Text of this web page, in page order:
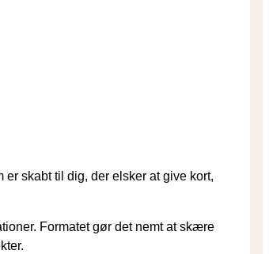
skabt til dig, der elsker at give kort,
Formatet gør det nemt at skære